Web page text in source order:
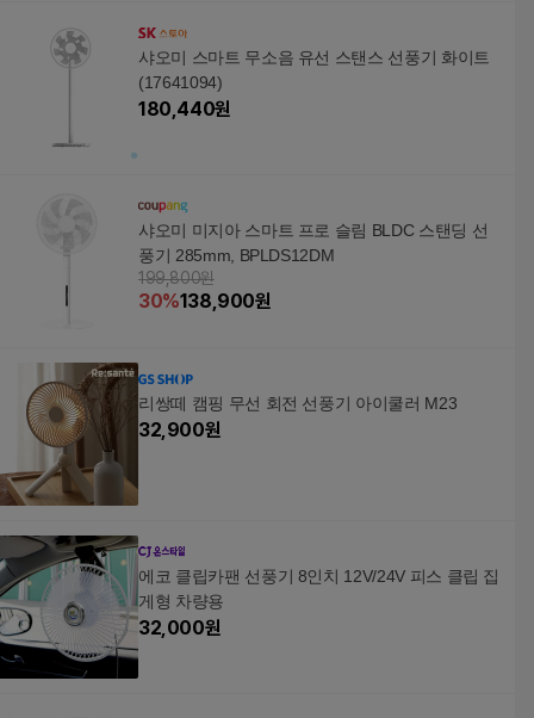
샤오미 스마트 무소음 유선 스탠스 선풍기 화이트
(17641094)
180,440원
샤오미 미지아 스마트 프로 슬림 BLDC 스탠딩 선
풍기 285mm, BPLDS12DM
199,800원
30%138,900원
리쌍떼 캠핑 무선 회전 선풍기 아이쿨러 M23
32,900원
에코 클립카팬 선풍기 8인치 12V/24V 피스 클립 집
게형 차량용
32,000원